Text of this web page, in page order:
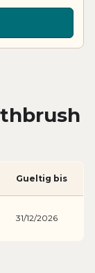
Gueltig bis
31/12/2026